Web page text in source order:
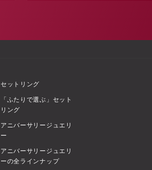
セットリング
「ふたりで選ぶ」セット
リング
アニバーサリージュエリ
ー
アニバーサリージュエリ
ーの全ラインナップ